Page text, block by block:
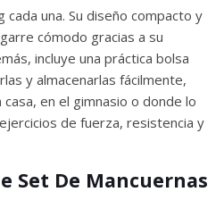
cada una. Su diseño compacto y
cómodo gracias a su
incluye una práctica bolsa
y almacenarlas fácilmente,
en el gimnasio o donde lo
de fuerza, resistencia y
Set De Mancuernas